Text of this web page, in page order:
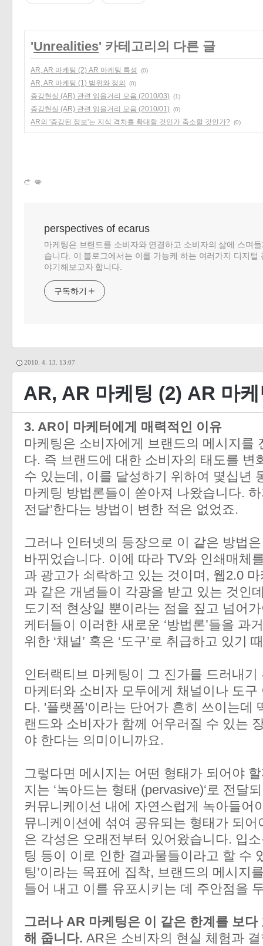
'Unrealities' 카테고리의 다른 글
AR, AR 마케팅 (2) AR 마케팅 특성 (0)
AR, AR 마케팅 (1) 범위와 정의 (0)
증강현실 (AR) 관련 읽을거리 모음 (2010/03) (1)
증강현실 (AR) 관련 읽을거리 모음 (2010/01) (0)
AR의 '증강된 정보'는 지식 격차를 확대할 것인가 축소할 것인가? (0)
perspectives of ecarus
마케팅은 브랜드를 소비자와 연결하고 소비자의 삶에 스며
습니다. 이 블로그에서는 이를 가능케 하는 여러가지 디지털
야기해보고자 합니다.
구독하기
2010. 4. 13. 13:07
AR, AR 마케팅 (2) AR 마
3. AR이 마케터에게 매력적인 이유
마케팅은 소비자에게 브랜드의 메시지를
다. 즉 브랜드에 대한 소비자의 태도를 변
수 있는데, 이를 달성하기 위하여 몇십년
마케팅 방법론들이 쏟아져 나왔습니다.
전달’한다는 방법이 변한 적은 없었죠.
그러나 인터넷의 등장으로 이 같은 방법
바뀌었습니다. 이에 따라 TV와 인쇄매체
과 광고가 쇠락하고 있는 것이며, 웹2.0
과 같은 개념들이 각광을 받고 있는 것인
도기적 현상일 뿐이라는 점을 짚고 넘어
케터들이 이러한 새로운 ‘방법론’들을 과
위한 ‘채널’ 혹은 ‘도구’로 취급하고 있기
인터랙티브 마케팅이 그 진가를 드러내
마케터와 소비자 모두에게 채널이나 도
다. '플랫폼'이라는 단어가 흔히 쓰이는데
랜드와 소비자가 함께 어우러질 수 있는
야 한다는 의미이니까요.
그렇다면 메시지는 어떤 형태가 되어야
지는 ‘녹아드는 형태 (pervasive)‘로 전달
커뮤니케이션 내에 자연스럽게 녹아들어
뮤니케이션에 섞여 공유되는 형태가 되
은 각성은 오래전부터 있어왔습니다. 입
팅 등이 이로 인한 결과물들이라고 할 수
팅’이라는 목표에 집착, 브랜드의 메시지
들어 내고 이를 유포시키는 데 주안점을
그러나 AR 마케팅은 이 같은 한계를 보
해 줍니다. AR은 소비자의 현실 체험과